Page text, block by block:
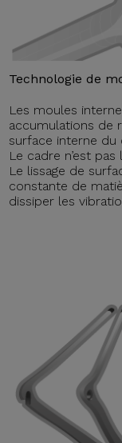
Technologie de
Les moules
accumulations de
surface interne du
Le cadre n’est
Le lissage de
constante de
dissiper les